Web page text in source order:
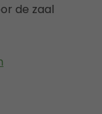
de zaal